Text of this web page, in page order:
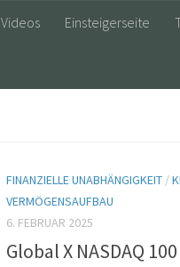
Videos Einsteigerseite
FINANZIELLE UNABHÄNGIGKEIT /
VERMÖGENSAUFBAU
6. FEBRUAR 2025
Global X NASDAQ